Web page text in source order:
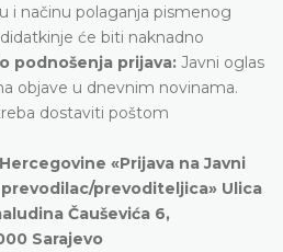
i načinu polaganja pismenog
će biti naknadno
podnošenja prijava: Javni oglas
objave u dnevnim novinama.
dostaviti poštom
«Prijava na Javni
prevoditeljica» Ulica
Čauševića 6,
Sarajevo